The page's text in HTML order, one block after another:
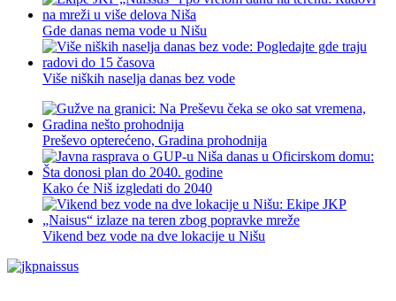
Gde danas nema vode u Nišu
Više niških naselja danas bez vode
Preševo opterećeno, Gradina prohodnija
Kako će Niš izgledati do 2040
Vikend bez vode na dve lokacije u Nišu